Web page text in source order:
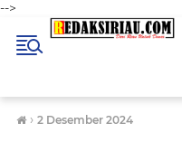
-->
› 2 Desember 2024